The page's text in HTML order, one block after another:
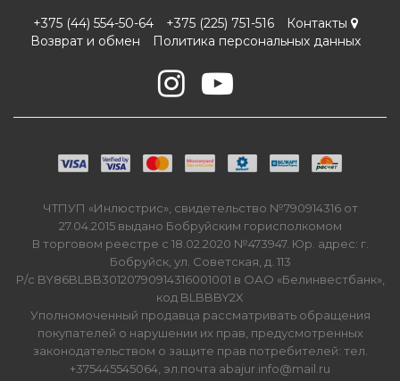
+375 (44) 554-50-64 +375 (225) 751-516
Контакты
Возврат и обмен
Политика персональных данных
ЧТПУП «Инлюстрис», свидетельство №790914316 от
27.04.2015 выдано Бобруйским горисполкомом
В торговом реестре с 18.02.2020 №473947. Юр. адрес: г.
Бобруйск, ул. Советская, д. 113
Р/с BY86BLBB30120790914316001001 в ОАО «Белинвестбанк»,
код BLBBBY2X
Уполномоченный продавца рассматривать обращения
покупателей о нарушении их прав, предусмотренных
законодательством о защите прав потребителей: тел.
+375445545064, эл.почта abajur.info@mail.ru